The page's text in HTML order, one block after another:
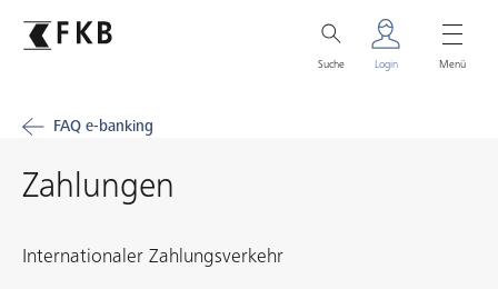
Suche Login Menü
FAQ e-banking
Zahlungen
Internationaler Zahlungsverkehr